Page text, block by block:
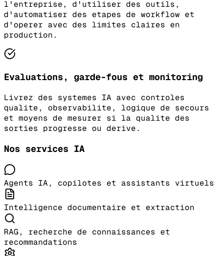
l'entreprise, d'utiliser des outils,
d'automatiser des etapes de workflow et
d'operer avec des limites claires en
production.
Evaluations, garde-fous et monitoring
Livrez des systemes IA avec controles
qualite, observabilite, logique de secours
et moyens de mesurer si la qualite des
sorties progresse ou derive.
Nos services IA
Agents IA, copilotes et assistants virtuels
Intelligence documentaire et extraction
RAG, recherche de connaissances et
recommandations